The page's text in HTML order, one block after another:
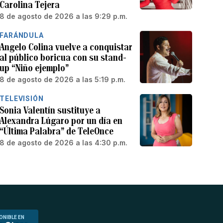
Carolina Tejera
8 de agosto de 2026 a las 9:29 p.m.
FARÁNDULA
Angelo Colina vuelve a conquistar
al público boricua con su stand-
up “Niño ejemplo”
8 de agosto de 2026 a las 5:19 p.m.
TELEVISIÓN
Sonia Valentín sustituye a
Alexandra Lúgaro por un día en
“Última Palabra” de TeleOnce
8 de agosto de 2026 a las 4:30 p.m.
EN